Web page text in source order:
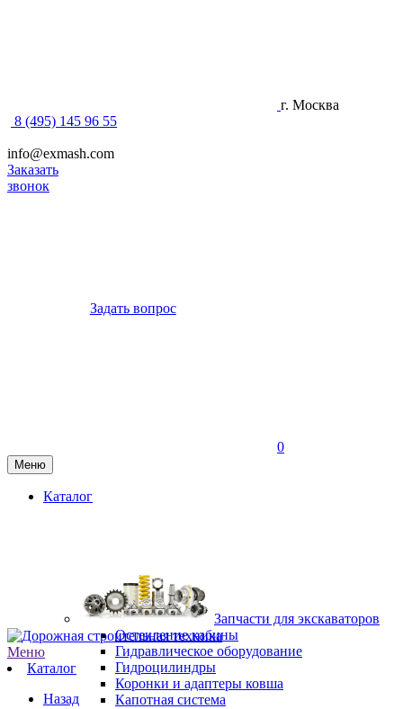
г. Москва
8 (495) 145 96 55
info@exmash.com
Заказать
звонок
Задать вопрос
0
Меню
Каталог
Запчасти для экскаваторов
Остекление кабины
Гидравлическое оборудование
Гидроцилиндры
Коронки и адаптеры ковша
Капотная система
Меню
Каталог
Назад